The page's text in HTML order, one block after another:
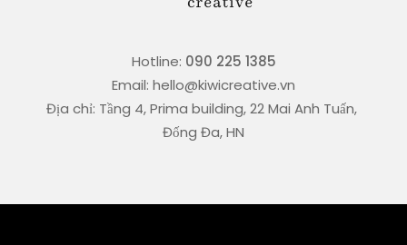
Hotline: 090 225 1385
Email: hello@kiwicreative.vn
Địa chỉ: Tầng 4, Prima building, 22 Mai Anh Tuấn,
Đống Đa, HN